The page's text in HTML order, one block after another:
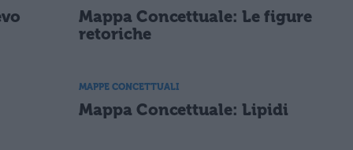
Mappa Concettuale: Le figure
retoriche
MAPPE CONCETTUALI
Mappa Concettuale: Lipidi